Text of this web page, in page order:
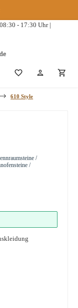
- 17:30 Uhr |
Du hast 0
610 Style
/
/